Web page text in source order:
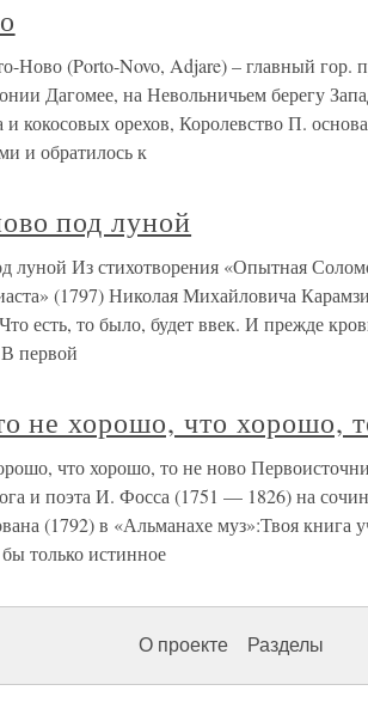
Ново (Porto-Novo, Adjare) – главный гор.
Дагомее, на Невольничьем берегу
и кокосовых орехов, Королевство П.
и обратилось к
под луной
луной Из стихотворения «Опытная
(1797) Николая Михайловича
есть, то было, будет ввек. И прежде
первой
не хорошо, что хорошо,
что хорошо, то не ново
и поэта И. Фосса (1751 — 1826) на
(1792) в «Альманахе муз»:Твоя книга
только истинное
О проекте Разделы